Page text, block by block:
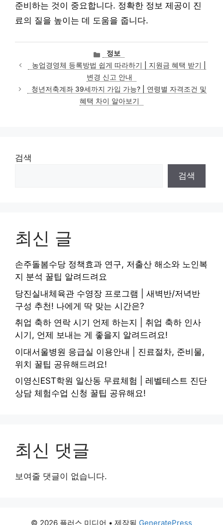
준비하는 것이 중요합니다. 정확한 정보 제공이 진
료의 질을 높이는 데 도움을 줍니다.
카
테
고
리
정보
농업경영체 등록방법 쉽게 따라하기 | 지원금 혜택 받기 |
변경 신고 안내
청년저축계좌 39세까지 가입 가능? | 연령별 자격조건 및
혜택 차이 알아보기
검색
검색
최신 글
손주돌봄수당 정책효과 연구, 저출산 해소와 노인복
지 분석 꿀팁 알려드려요
당진실내체육관 수영장 프로그램 | 새벽반/저녁반
구성 추천! 나에게 딱 맞는 시간은?
취업 축하 연락 시기 언제 하는지 | 취업 축하 인사
시기, 언제 보내는 게 좋을지 알려드려요!
이대서울병원 응급실 이용안내 | 진료절차, 준비물,
위치 꿀팁 공유해드려요!
이영신EST학원 일산동 무료체험 | 레벨테스트 진단
상담 체험수업 신청 꿀팁 공유해요!
최신 댓글
보여줄 댓글이 없습니다.
© 2026 플러스 미디어 • 제작됨 GeneratePress